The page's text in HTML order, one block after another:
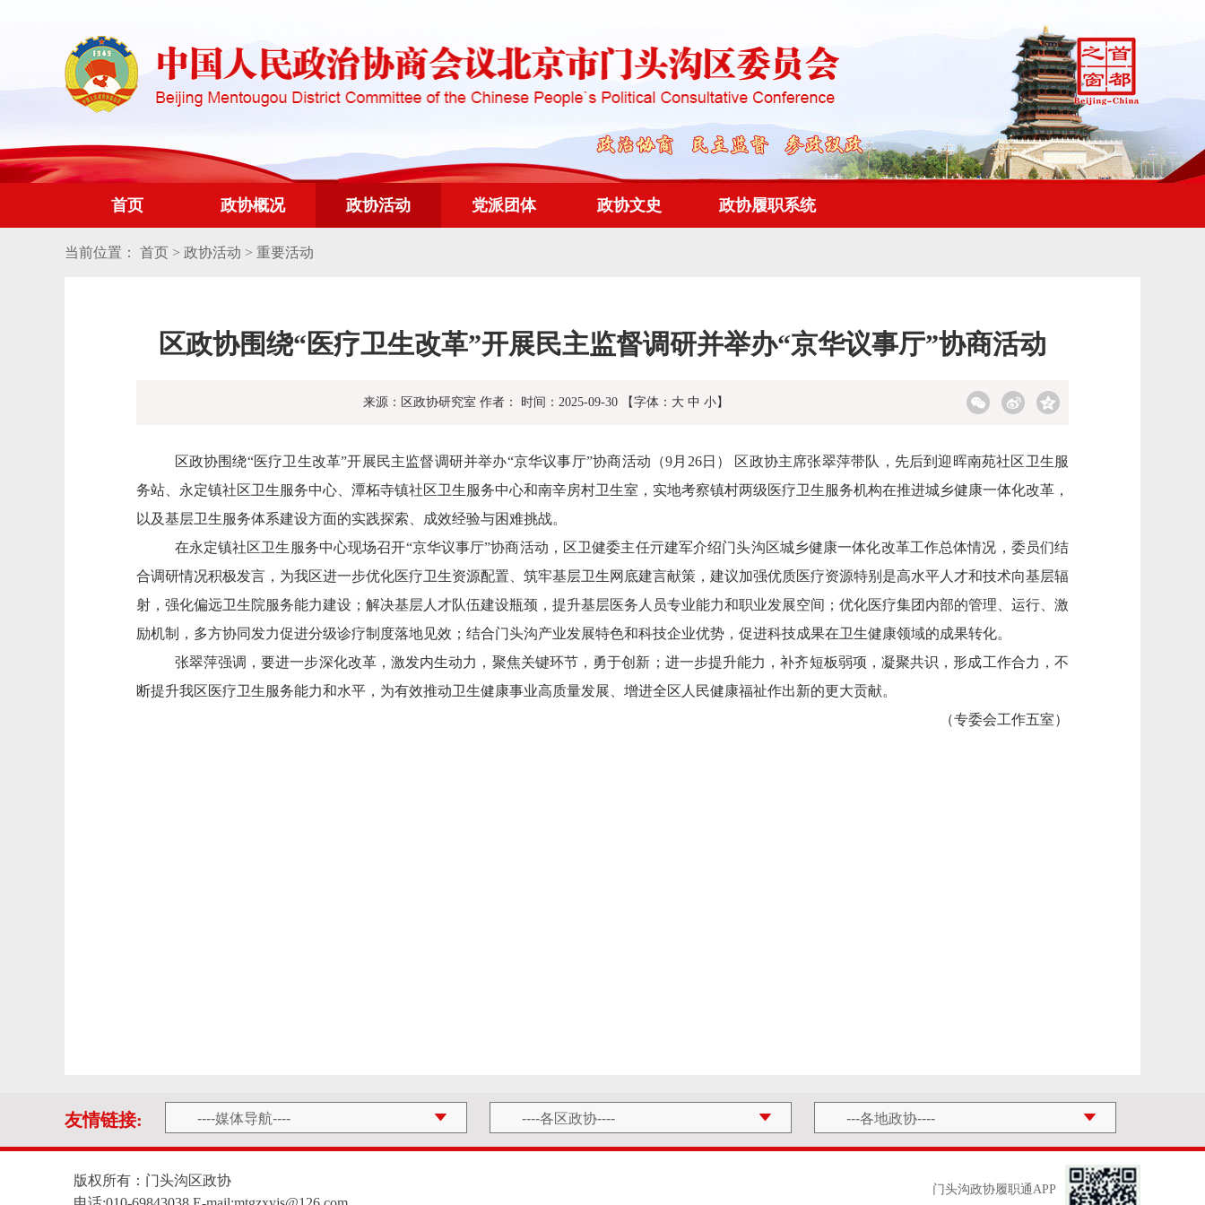
首页 政协概况 政协活动 党派团体 政协文史 政协履职系统
当前位置： 首页 > 政协活动 > 重要活动
区政协围绕“医疗卫生改革”开展民主监督调研并举办“京华议事厅”协商活动
来源：区政协研究室 作者： 时间：2025-09-30 【字体： 大 中 小】
区政协围绕“医疗卫生改革”开展民主监督调研并举办“京华议事厅”协商活动（9月 26日） 区政协主席张翠萍带队，先后到迎晖南苑社区卫生服
务站、永定镇社区卫生服务中心、潭柘寺镇社区卫生服务中心和南辛房村卫生室，实地考察镇村两级医疗卫生服务机构在推进城乡健康一体化改革，
以及基层卫生服务体系建设方面的实践探索、成效经验与困难挑战。
在永定镇社区卫生服务中心现场召开“京华议事厅”协商活动，区卫健委主任亓建军介绍门头沟区城乡健康一体化改革工作总体情况，委员们结
合调研情况积极发言，为我区进一步优化医疗卫生资源配置、筑牢基层卫生网底建言献策，建议加强优质医疗资源特别是高水平人才和技术向基层辐
射，强化偏远卫生院服务能力建设；解决基层人才队伍建设瓶颈，提升基层医务人员专业能力和职业发展空间；优化医疗集团内部的管理、运行、激
励机制，多方协同发力促进分级诊疗制度落地见效；结合门头沟产业发展特色和科技企业优势，促进科技成果在卫生健康领域的成果转化。
张翠萍强调，要进一步深化改革，激发内生动力，聚焦关键环节，勇于创新；进一步提升能力，补齐短板弱项，凝聚共识，形成工作合力，不
断提升我区医疗卫生服务能力和水平，为有效推动卫生健康事业高质量发展、增进全区人民健康福祉作出新的更大贡献。
（专委会工作五室）
友情链接:
版权所有：门头沟区政协
门头沟政协履职通APP